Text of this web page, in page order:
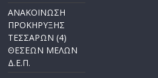
ΑΝΑΚΟΙΝΩΣΗ
ΠΡΟΚΗΡΥΞΗΣ
ΤΕΣΣΑΡΩΝ (4)
ΘΕΣΕΩΝ ΜΕΛΩΝ
Δ.Ε.Π.